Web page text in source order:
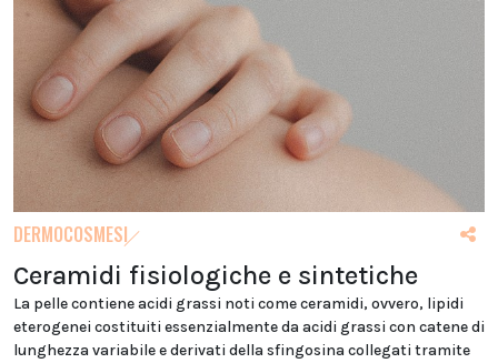
DERMOCOSMESI
Ceramidi fisiologiche e sintetiche
La pelle contiene acidi grassi noti come ceramidi, ovvero, lipidi
eterogenei costituiti essenzialmente da acidi grassi con catene di
lunghezza variabile e derivati della sfingosina collegati tramite